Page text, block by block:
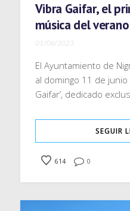
Vibra Gaifar, el
música del
01/06/2023
El Ayuntamiento de
al domingo 11 de
Gaifar’, dedicado
SEGUIR
614 0